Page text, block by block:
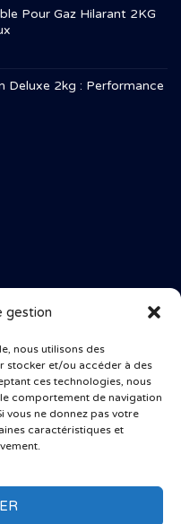
gestion
nous utilisons des
stocker et/ou accéder à des
ces technologies, nous
comportement de navigation
vous ne donnez pas votre
caractéristiques et
Pour Gaz Hilarant 2KG
Deluxe 2kg : Performance